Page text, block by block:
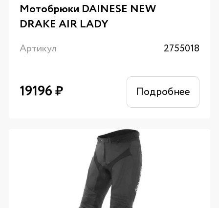
Мотобрюки DAINESE NEW
DRAKE AIR LADY
Артикул 2755018
19196₽ Подробнее